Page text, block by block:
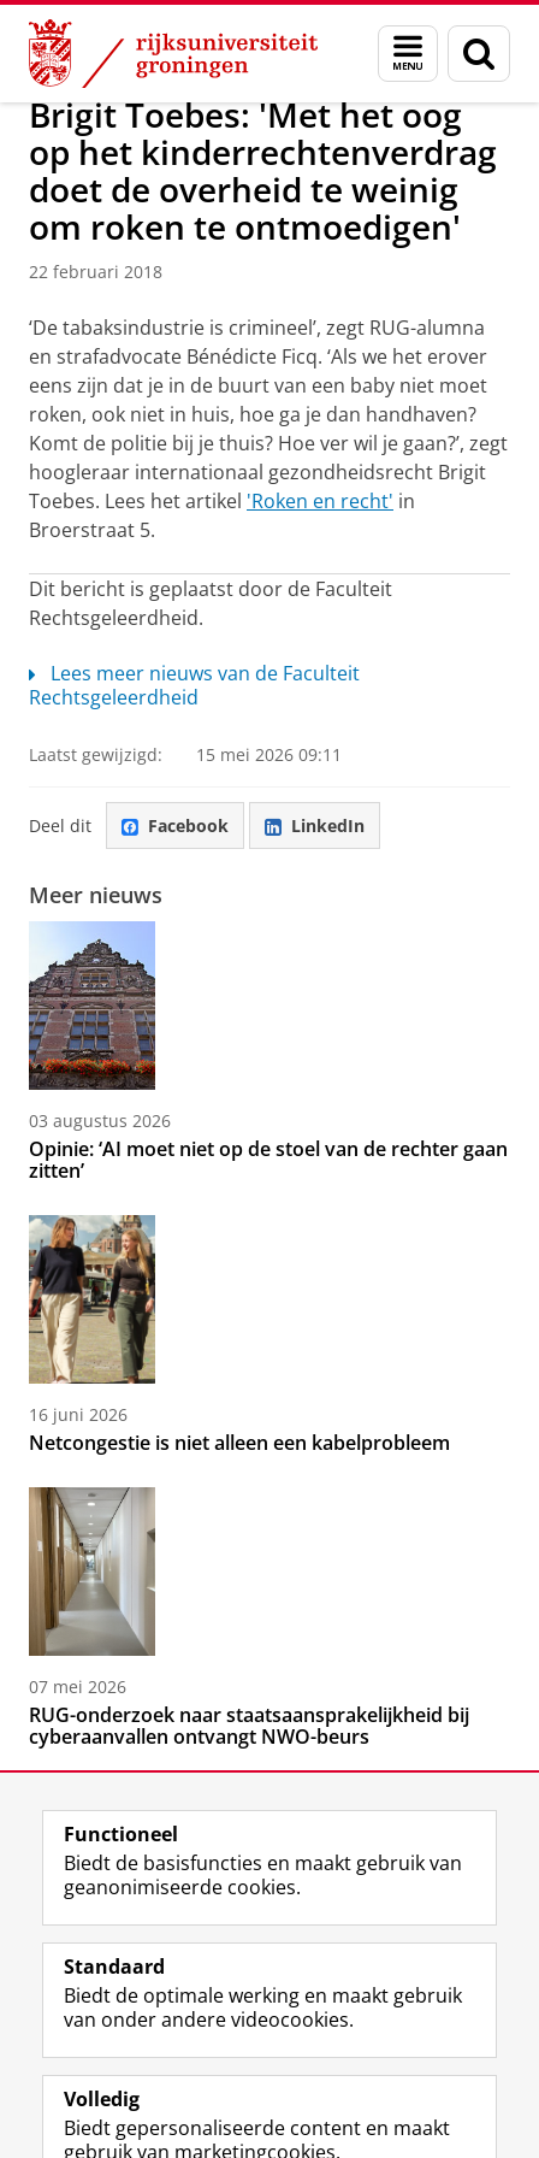
Skip
Content
Skip
Navigation
Menu
en
zoeken
Over ons News
Brigit Toebes: 'Met het oog
op het kinderrechtenverdrag
doet de overheid te weinig
om roken te ontmoedigen'
22 februari 2018
‘De tabaksindustrie is crimineel’, zegt RUG-alumna
en strafadvocate Bénédicte Ficq. ‘Als we het erover
eens zijn dat je in de buurt van een baby niet moet
roken, ook niet in huis, hoe ga je dan handhaven?
Komt de politie bij je thuis? Hoe ver wil je gaan?’, zegt
hoogleraar internationaal gezondheidsrecht Brigit
Toebes. Lees het artikel 'Roken en recht' in
Broerstraat 5.
Dit bericht is geplaatst door de Faculteit
Rechtsgeleerdheid.
Lees meer nieuws van de Faculteit
Rechtsgeleerdheid
Laatst gewijzigd: 15 mei 2026 09:11
Deel dit Facebook LinkedIn
Meer nieuws
03 augustus 2026
Opinie: ‘AI moet niet op de stoel van de rechter gaan
zitten’
16 juni 2026
Netcongestie is niet alleen een kabelprobleem
07 mei 2026
RUG-onderzoek naar staatsaansprakelijkheid bij
cyberaanvallen ontvangt NWO-beurs
Volg de RUG
F
a
e
b
o
p
a
L
i
k
e
I
-
p
R
S
-
f
e
R
I
n
t
r
m
Y
o
T
e
k
Studiekiezers
Alumni
Over ons
Functioneel
Biedt de basisfuncties en maakt gebruik van
geanonimiseerde cookies.
Standaard
Biedt de optimale werking en maakt gebruik
van onder andere videocookies.
Volledig
Biedt gepersonaliseerde content en maakt
gebruik van marketingcookies.